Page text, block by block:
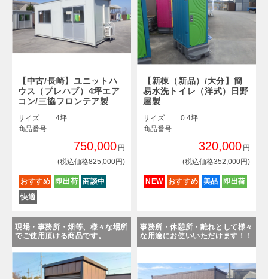
【中古/長崎】ユニットハ
ウス（プレハブ）4坪エア
コン/三協フロンテア製
サイズ
4坪
商品番号
750,000 円
(税込価格825,000円)
おすすめ 即出荷 商談中
快適
【新棟（新品）/大分】簡
易水洗トイレ（洋式）日野
屋製
サイズ
0.4坪
商品番号
320,000 円
(税込価格352,000円)
NEW おすすめ 美品 即出荷
現場・事務所・畑等、様々な場所
でご使用頂ける商品です。
事務所・休憩所・離れとして様々
な用途にお使いいただけます！！